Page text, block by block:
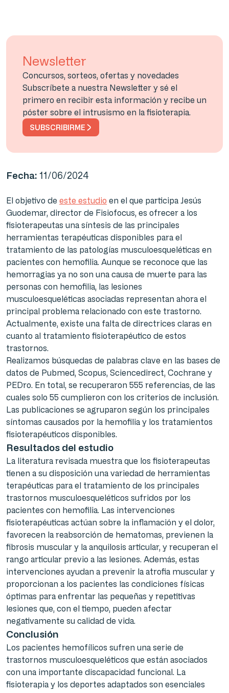
Newsletter
Concursos, sorteos, ofertas y novedades
Subscríbete a nuestra Newsletter y sé el
primero en recibir esta información y recibe un
póster sobre el intrusismo en la fisioterapia.
SUBSCRIBIRME
Fecha: 11/06/2024
El objetivo de este estudio en el que participa Jesús
Guodemar, director de Fisiofocus, es ofrecer a los
fisioterapeutas una síntesis de las principales
herramientas terapéuticas disponibles para el
tratamiento de las patologías musculoesqueléticas en
pacientes con hemofilia. Aunque se reconoce que las
hemorragias ya no son una causa de muerte para las
personas con hemofilia, las lesiones
musculoesqueléticas asociadas representan ahora el
principal problema relacionado con este trastorno.
Actualmente, existe una falta de directrices claras en
cuanto al tratamiento fisioterapéutico de estos
trastornos.
Realizamos búsquedas de palabras clave en las bases de
datos de Pubmed, Scopus, Sciencedirect, Cochrane y
PEDro. En total, se recuperaron 555 referencias, de las
cuales solo 55 cumplieron con los criterios de inclusión.
Las publicaciones se agruparon según los principales
síntomas causados por la hemofilia y los tratamientos
fisioterapéuticos disponibles.
Resultados del estudio
La literatura revisada muestra que los fisioterapeutas
tienen a su disposición una variedad de herramientas
terapéuticas para el tratamiento de los principales
trastornos musculoesqueléticos sufridos por los
pacientes con hemofilia. Las intervenciones
fisioterapéuticas actúan sobre la inflamación y el dolor,
favorecen la reabsorción de hematomas, previenen la
fibrosis muscular y la anquilosis articular, y recuperan el
rango articular previo a las lesiones. Además, estas
intervenciones ayudan a prevenir la atrofia muscular y
proporcionan a los pacientes las condiciones físicas
óptimas para enfrentar las pequeñas y repetitivas
lesiones que, con el tiempo, pueden afectar
negativamente su calidad de vida.
Conclusión
Los pacientes hemofílicos sufren una serie de
trastornos musculoesqueléticos que están asociados
con una importante discapacidad funcional. La
fisioterapia y los deportes adaptados son esenciales